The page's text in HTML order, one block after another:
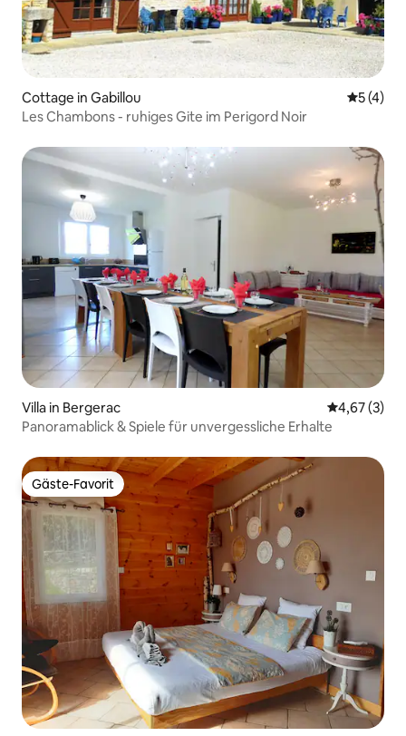
Cottage in Gabillou
5 (4)
Les Chambons - ruhiges Gite im Perigord Noir
Villa in Bergerac
4,67 (3)
Panoramablick & Spiele für unvergessliche Erhalte
Gäste-Favorit
Gäste-Favorit